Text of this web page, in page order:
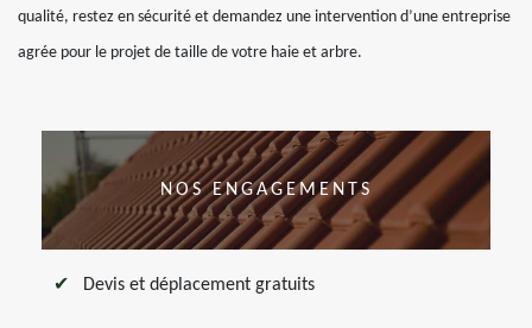
qualité, restez en sécurité et demandez une intervention d’une entreprise
agrée pour le projet de taille de votre haie et arbre.
NOS ENGAGEMENTS
Devis et déplacement gratuits